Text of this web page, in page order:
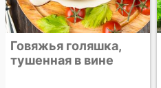
Говяжья грудинка в
густом томатном